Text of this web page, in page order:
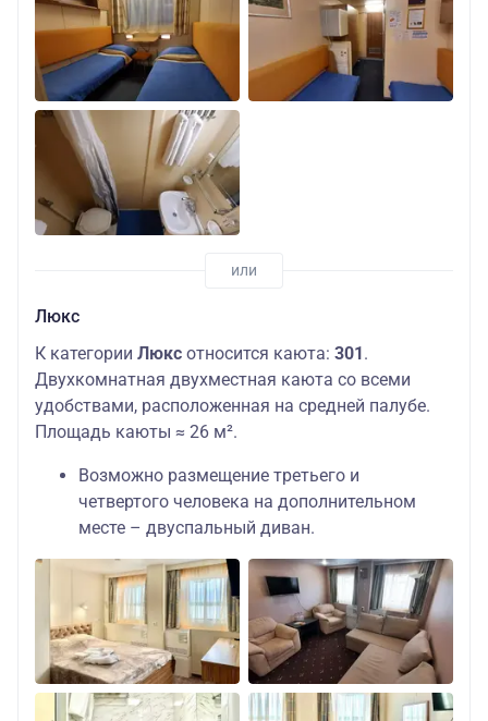
Люкс
К категории Люкс относится каюта: 301.
Двухкомнатная двухместная каюта со всеми
удобствами, расположенная на средней палубе.
Площадь каюты ≈ 26 м².
Возможно размещение третьего и
четвертого человека на дополнительном
месте – двуспальный диван.